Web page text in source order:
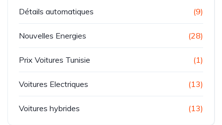
Détails automatiques (9)
Nouvelles Energies (28)
Prix Voitures Tunisie (1)
Voitures Electriques (13)
Voitures hybrides (13)